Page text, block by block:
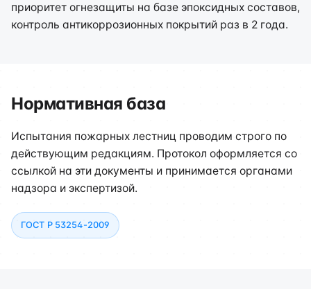
приоритет огнезащиты на базе эпоксидных составов,
контроль антикоррозионных покрытий раз в 2 года.
Нормативная база
Испытания пожарных лестниц проводим строго по
действующим редакциям. Протокол оформляется со
ссылкой на эти документы и принимается органами
надзора и экспертизой.
ГОСТ Р 53254-2009